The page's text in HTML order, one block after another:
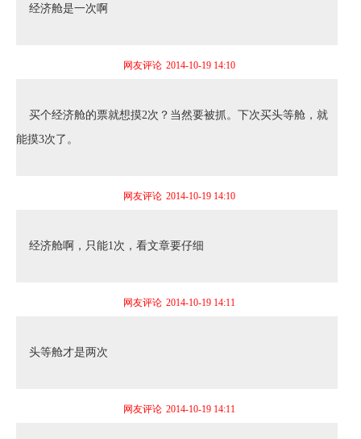
经济舱是一次啊
网友评论 2014-10-19 14:10
买个经济舱的票就想摸2次？当然要被抓。下次买头等舱，就
能摸3次了。
网友评论 2014-10-19 14:10
经济舱啊，只能1次，看文章要仔细
网友评论 2014-10-19 14:11
头等舱才是两次
网友评论 2014-10-19 14:11